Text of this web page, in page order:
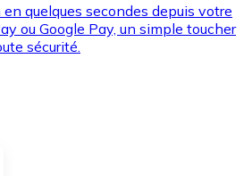
quelques secondes depuis votre
ou Google Pay, un simple toucher
sécurité.